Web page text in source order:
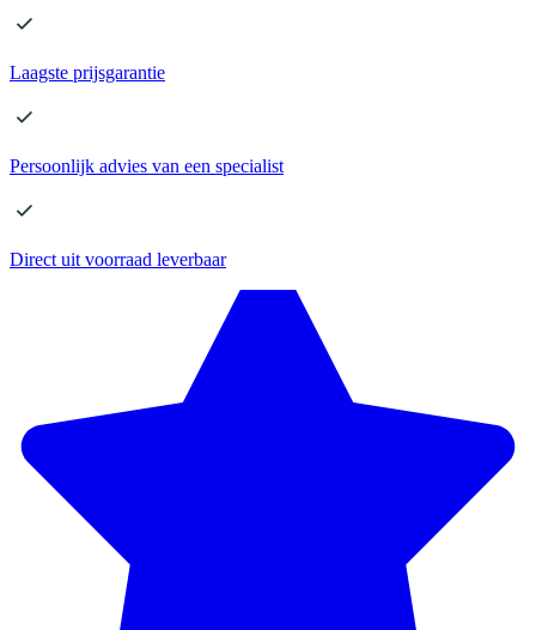
Laagste prijsgarantie
Persoonlijk advies van een specialist
Direct uit voorraad leverbaar